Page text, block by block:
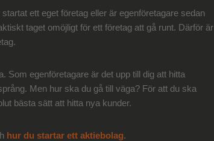
ett eget företag eller är egenföretagare sedan
taget omöjligt för ett företag att gå runt. Därför är
Som egenföretagare är det upp till dig att hitta
Men hur ska du gå till väga? För att du ska
bästa sätt att hitta nya kunder.
hur du startar ett aktiebolag.